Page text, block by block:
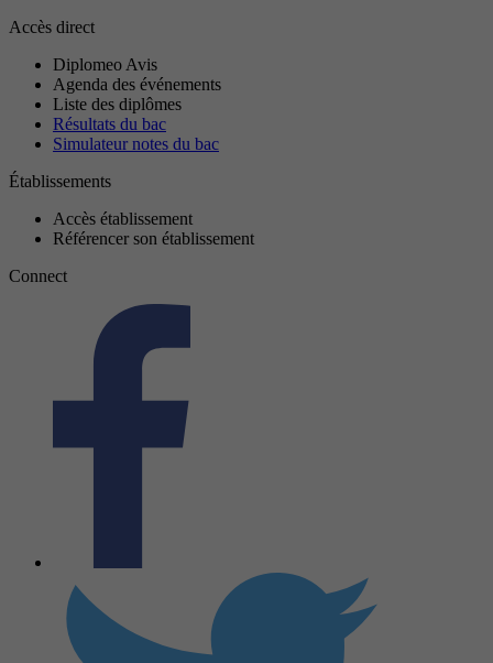
Accès direct
Diplomeo Avis
Agenda des événements
Liste des diplômes
Résultats du bac
Simulateur notes du bac
Établissements
Accès établissement
Référencer son établissement
Connect